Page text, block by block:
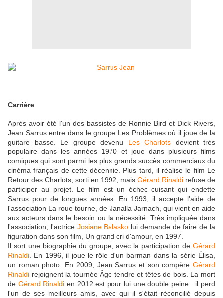
Carrière
Après avoir été l'un des bassistes de Ronnie Bird et Dick Rivers,
Jean Sarrus entre dans le groupe Les Problèmes où il joue de la
guitare basse. Le groupe devenu Les Charlots devient très
populaire dans les années 1970 et joue dans plusieurs films
comiques qui sont parmi les plus grands succès commerciaux du
cinéma français de cette décennie. Plus tard, il réalise le film Le
Retour des Charlots, sorti en 1992, mais Gérard Rinaldi refuse de
participer au projet. Le film est un échec cuisant qui endette
Sarrus pour de longues années. En 1993, il accepte l'aide de
l'association La roue tourne, de Janalla Jarnach, qui vient en aide
aux acteurs dans le besoin ou la nécessité. Très impliquée dans
l'association, l'actrice Josiane Balasko lui demande de faire de la
figuration dans son film, Un grand cri d'amour, en 1997.
Il sort une biographie du groupe, avec la participation de Gérard
Rinaldi. En 1996, il joue le rôle d'un barman dans la série Élisa,
un roman photo. En 2009, Jean Sarrus et son compère Gérard
Rinaldi rejoignent la tournée Âge tendre et têtes de bois. La mort
de Gérard Rinaldi en 2012 est pour lui une double peine : il perd
l'un de ses meilleurs amis, avec qui il s'était réconcilié depuis